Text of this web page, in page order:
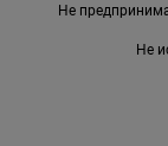
Не
Не